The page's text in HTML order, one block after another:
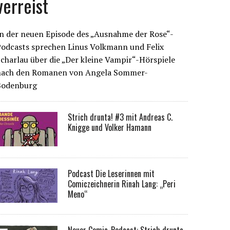
der neuen Episode des „Ausnahme der Rose“-
sprechen Linus Volkmann und Felix
über die „Der kleine Vampir“-Hörspiele
den Romanen von Angela Sommer-
Strich drunta! #3 mit Andreas C.
Knigge und Volker Hamann
Podcast Die Leserinnen mit
Comiczeichnerin Rinah Lang: „Peri
Meno“